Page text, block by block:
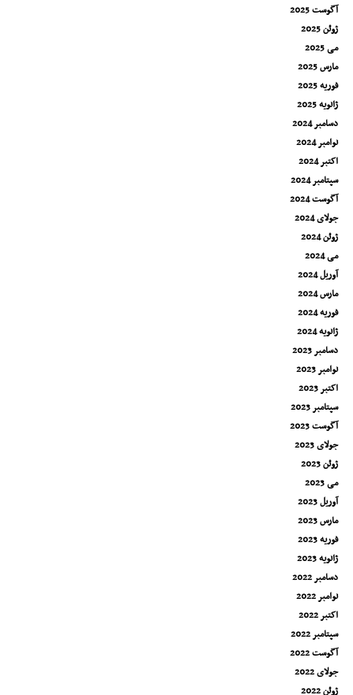
آگوست 2025
ژوئن 2025
می 2025
مارس 2025
فوریه 2025
ژانویه 2025
دسامبر 2024
نوامبر 2024
اکتبر 2024
سپتامبر 2024
آگوست 2024
جولای 2024
ژوئن 2024
می 2024
آوریل 2024
مارس 2024
فوریه 2024
ژانویه 2024
دسامبر 2023
نوامبر 2023
اکتبر 2023
سپتامبر 2023
آگوست 2023
جولای 2023
ژوئن 2023
می 2023
آوریل 2023
مارس 2023
فوریه 2023
ژانویه 2023
دسامبر 2022
نوامبر 2022
اکتبر 2022
سپتامبر 2022
آگوست 2022
جولای 2022
ژوئن 2022